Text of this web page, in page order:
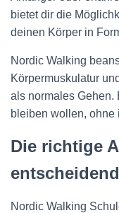
bietet dir die
deinen Körper in
Nordic Walking
Körpermuskulatur
als normales Gehen.
bleiben wollen, ohne
Die richtige
entscheidend
Nordic Walking